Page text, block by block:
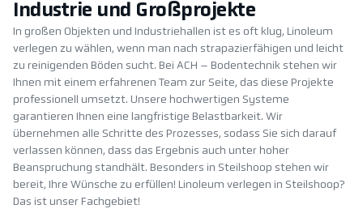
Industrie und Großprojekte
In großen Objekten und Industriehallen ist es oft klug, Linoleum
verlegen zu wählen, wenn man nach strapazierfähigen und leicht
zu reinigenden Böden sucht. Bei ACH – Bodentechnik stehen wir
Ihnen mit einem erfahrenen Team zur Seite, das diese Projekte
professionell umsetzt. Unsere hochwertigen Systeme
garantieren Ihnen eine langfristige Belastbarkeit. Wir
übernehmen alle Schritte des Prozesses, sodass Sie sich darauf
verlassen können, dass das Ergebnis auch unter hoher
Beanspruchung standhält. Besonders in Steilshoop stehen wir
bereit, Ihre Wünsche zu erfüllen! Linoleum verlegen in Steilshoop?
Das ist unser Fachgebiet!